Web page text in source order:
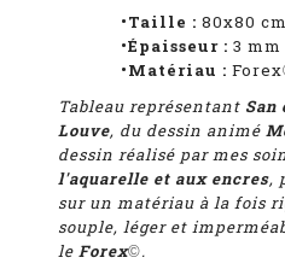
•Taille : 80x80 cm
•Épaisseur : 3 mm
•Matériau : Forex
Tableau représentant San
Louve, du dessin animé
dessin réalisé par mes
l'aquarelle et aux encres,
sur un matériau à la fois
souple, léger et
le Forex©.